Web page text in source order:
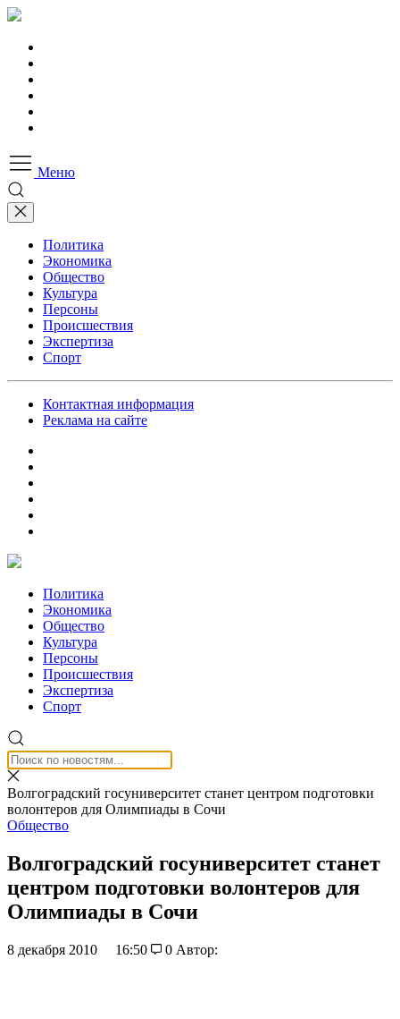
Меню
Политика
Экономика
Общество
Культура
Персоны
Происшествия
Экспертиза
Спорт
Контактная информация
Реклама на сайте
Политика
Экономика
Общество
Культура
Персоны
Происшествия
Экспертиза
Спорт
Волгоградский госуниверситет станет центром подготовки
волонтеров для Олимпиады в Сочи
Общество
Волгоградский госуниверситет станет
центром подготовки волонтеров для
Олимпиады в Сочи
8 декабря 2010 16:50 0 Автор: